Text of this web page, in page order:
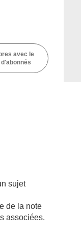
avec le
sujet
de la note
associées.